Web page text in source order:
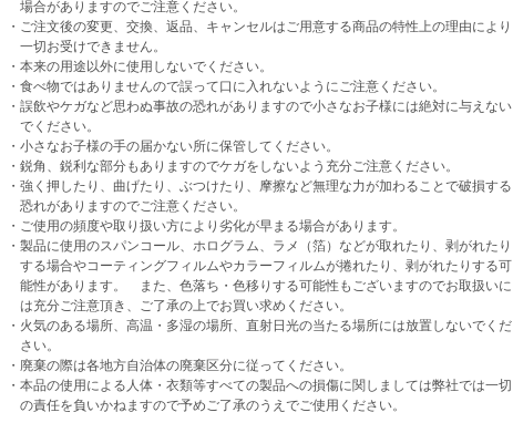
場合がありますのでご注意ください。
・ご注文後の変更、交換、返品、キャンセルはご用意する商品の特性上の理由により
一切お受けできません。
・本来の用途以外に使用しないでください。
・食べ物ではありませんので誤って口に入れないようにご注意ください。
・誤飲やケガなど思わぬ事故の恐れがありますので小さなお子様には絶対に与えない
でください。
・小さなお子様の手の届かない所に保管してください。
・鋭角、鋭利な部分もありますのでケガをしないよう充分ご注意ください。
・強く押したり、曲げたり、ぶつけたり、摩擦など無理な力が加わることで破損する
恐れがありますのでご注意ください。
・ご使用の頻度や取り扱い方により劣化が早まる場合があります。
・製品に使用のスパンコール、ホログラム、ラメ（箔）などが取れたり、剥がれたり
する場合やコーティングフィルムやカラーフィルムが捲れたり、剥がれたりする可
能性があります。 また、色落ち・色移りする可能性もございますのでお取扱いに
は充分ご注意頂き、ご了承の上でお買い求めください。
・火気のある場所、高温・多湿の場所、直射日光の当たる場所には放置しないでくだ
さい。
・廃棄の際は各地方自治体の廃棄区分に従ってください。
・本品の使用による人体・衣類等すべての製品への損傷に関しましては弊社では一切
の責任を負いかねますので予めご了承のうえでご使用ください。